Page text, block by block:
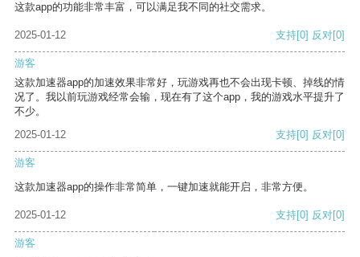
这款app的功能非常丰富，可以满足我不同的社交需求。
2025-01-12 支持[0] 反对[0]
游客
这款加速器app的加速效果非常好，玩游戏再也不会出现卡顿、掉线的情
况了。我以前玩游戏经常会输，现在有了这个app，我的游戏水平提升了
不少。
2025-01-12
支持[0] 反对[0]
游客
这款加速器app的操作非常简单，一键加速就能开启，非常方便。
2025-01-12 支持[0] 反对[0]
游客